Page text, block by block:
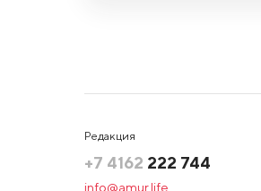
Редакция
+7 4162 222 744
info@amur.life